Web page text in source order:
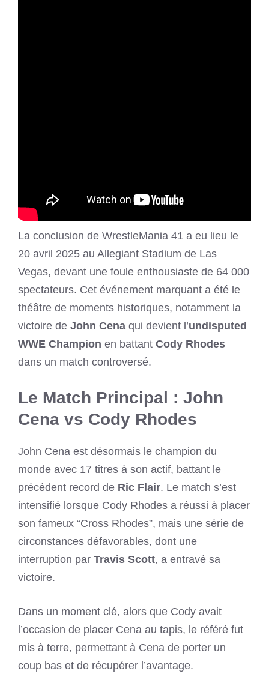
La conclusion de WrestleMania 41 a eu lieu le
20 avril 2025 au Allegiant Stadium de Las
Vegas, devant une foule enthousiaste de 64 000
spectateurs. Cet événement marquant a été le
théâtre de moments historiques, notamment la
victoire de John Cena qui devient l’undisputed
WWE Champion en battant Cody Rhodes
dans un match controversé.
Le Match Principal : John
Cena vs Cody Rhodes
John Cena est désormais le champion du
monde avec 17 titres à son actif, battant le
précédent record de Ric Flair. Le match s’est
intensifié lorsque Cody Rhodes a réussi à placer
son fameux “Cross Rhodes”, mais une série de
circonstances défavorables, dont une
interruption par Travis Scott, a entravé sa
victoire.
Dans un moment clé, alors que Cody avait
l’occasion de placer Cena au tapis, le référé fut
mis à terre, permettant à Cena de porter un
coup bas et de récupérer l’avantage.